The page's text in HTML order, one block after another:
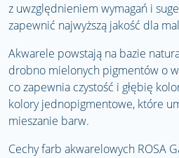
z uwzględnieniem wymagań i
zapewnić najwyższą jakość dla
Akwarele powstają na bazie
drobno mielonych pigmentów o
co zapewnia czystość i głębię
kolory jednopigmentowe, które
mieszanie barw.
Cechy farb akwarelowych ROSA